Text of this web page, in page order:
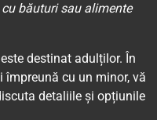
băuturi sau alimente
destinat adulților. În
cu un minor, vă
detaliile și opțiunile